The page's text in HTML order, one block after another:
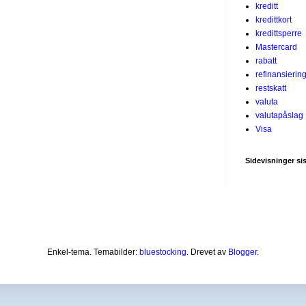
kreditt
kredittkort
kredittsperre
Mastercard
rabatt
refinansiering
restskatt
valuta
valutapåslag
Visa
Sidevisninger
Enkel-tema. Temabilder: bluestocking . Drevet av Blogger.